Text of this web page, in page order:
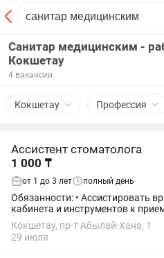
Санитар медицинским -
Кокшетау
4 вакансии
Кокшетау Профессия
Ассистент стоматолога
1 000 ₸
от 1 до 3 лет полный день
Обязанности: • Ассистировать
кабинета и инструментов к приему • Контроль
расходных материалов, участие
санитарно-гигиенических норм и...
Кокшетау, пр-т Абылай-Хана, 1
29 июля